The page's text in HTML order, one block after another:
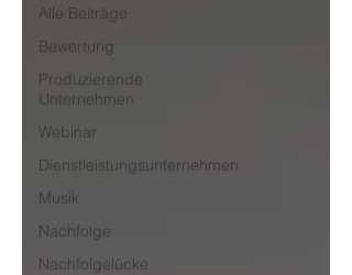
Alle Beiträge
Bewertung
Produzierende
Unternehmen
Webinar
Dienstleistungsunternehmen
Musik
Nachfolge
Nachfolgelücke